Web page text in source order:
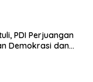
PDI Perjuangan
Demokrasi dan